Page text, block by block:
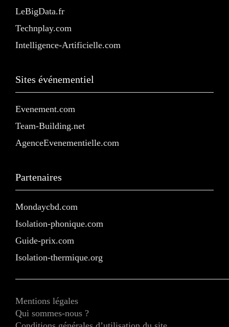
LeBigData.fr
Technplay.com
Intelligence-Artificielle.com
Sites événementiel
Evenement.com
Team-Building.net
AgenceEvenementielle.com
Partenaires
Mondaycbd.com
Isolation-phonique.com
Guide-prix.com
Isolation-thermique.org
Mentions légales
Qui sommes-nous ?